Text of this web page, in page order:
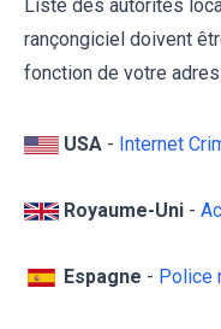
Liste des autorités
rançongiciel doivent
fonction de votre
USA - Internet
Royaume-Uni -
Espagne - Police